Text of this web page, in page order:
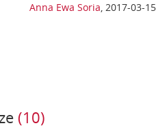
Anna Ewa Soria, 2017-03-15
(10)